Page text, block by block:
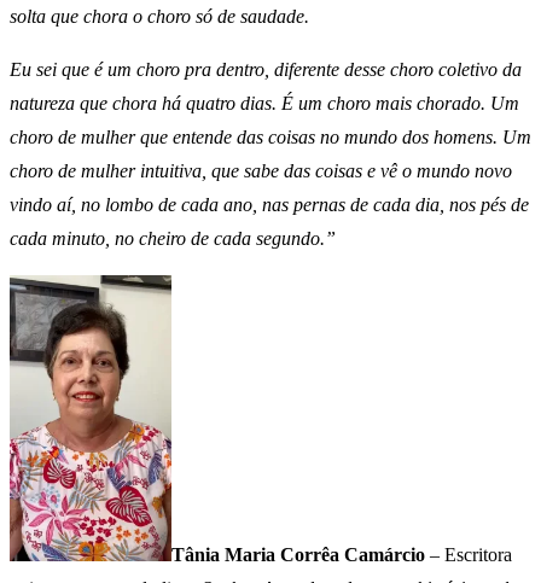
solta que chora o choro só de saudade.
Eu sei que é um choro pra dentro, diferente desse choro coletivo da
natureza que chora há quatro dias. É um choro mais chorado. Um
choro de mulher que entende das coisas no mundo dos homens. Um
choro de mulher intuitiva, que sabe das coisas e vê o mundo novo
vindo aí, no lombo de cada ano, nas pernas de cada dia, nos pés de
cada minuto, no cheiro de cada segundo.”
Tânia Maria Corrêa Camárcio – Escritora